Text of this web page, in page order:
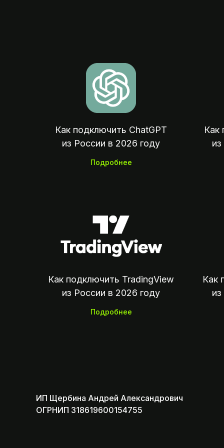
Как подключить ChatGPT
из России в 2026 году
Подробнее
Как
Как подключить TradingView
из России в 2026 году
Подробнее
Как
ИП Щербина Андрей Александрович
ОГРНИП 318619600154755